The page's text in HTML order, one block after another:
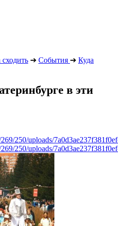
➔ События ➔ Куда
в эти
250/uploads/
250/uploads/